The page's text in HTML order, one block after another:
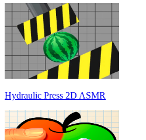
Hydraulic Press 2D ASMR